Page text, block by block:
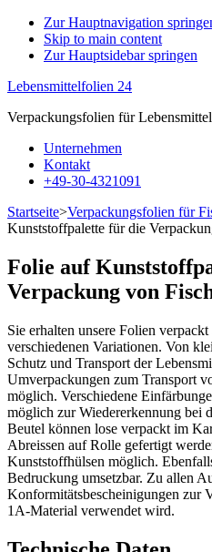
Zur Hauptnavigation
Skip to main content
Zur Hauptsidebar springen
Lebensmittelfolien 24
Verpackungsfolien für Lebensmittel
Unternehmen
Kontakt
+49-30-4321091
Startseite>Verpackungsfolien für
Kunststoffpalette für die
Folie auf
Verpackung von
Sie erhalten unsere Folien
verschiedenen Variationen. Von
Schutz und Transport der
Umverpackungen zum Transport
möglich. Verschiedene
möglich zur Wiedererkennung bei
Beutel können lose verpackt im
Abreissen auf Rolle gefertigt
Kunststoffhülsen möglich.
Bedruckung umsetzbar. Zu allen
Konformitätsbescheinigungen zur
1A-Material verwendet wird.
Datenschutzerklärung Annehmen